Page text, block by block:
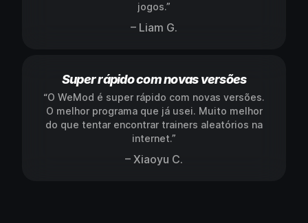
jogos.”
– Liam G.
Super rápido com novas versões
“O WeMod é super rápido com novas versões.
O melhor programa que já usei. Muito melhor
do que tentar encontrar trainers aleatórios na
internet.”
– Xiaoyu C.